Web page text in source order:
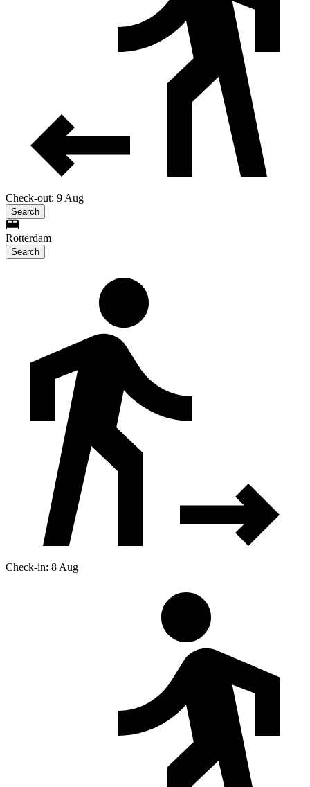
Check-out: 9 Aug
Search
Rotterdam
Search
Check-in: 8 Aug